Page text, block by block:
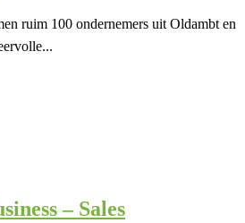
ruim 100 ondernemers uit Oldambt en
– Sales